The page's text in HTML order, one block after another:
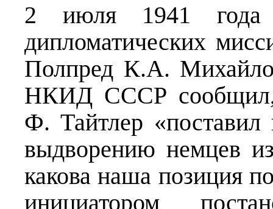
2 июля 1941 года
дипломатических
Полпред К.А.
НКИД СССР сообщил,
Ф. Тайтлер «поставил
выдворению немцев
какова наша позиция
инициатором